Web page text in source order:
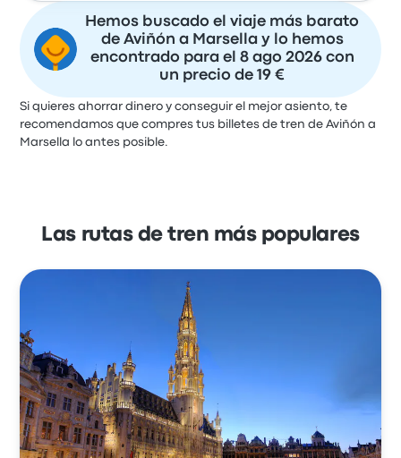
Hemos buscado el viaje más barato
de Aviñón a Marsella y lo hemos
encontrado para el 8 ago 2026 con
un precio de 19 €
Si quieres ahorrar dinero y conseguir el mejor asiento, te
recomendamos que compres tus billetes de tren de Aviñón a
Marsella lo antes posible.
Las rutas de tren más populares